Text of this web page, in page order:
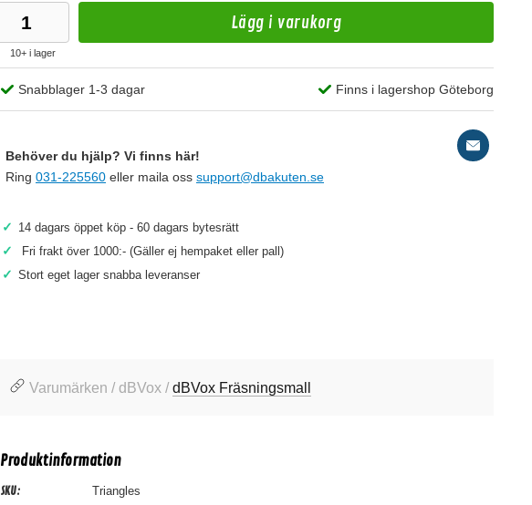
10+ i lager
Lägg i varukorg
Snabblager 1-3 dagar Finns i lagershop Göteborg
Behöver du hjälp? Vi finns här!
Ring 031-225560 eller maila oss support@dbakuten.se
✓ 14 dagars öppet köp - 60 dagars bytesrätt
✓ Fri frakt över 1000:- (Gäller ej hempaket eller pall)
✓ Stort eget lager snabba leveranser
Varumärken / dBVox /dBVox Fräsningsmall
Produktinformation
SKU: Triangles